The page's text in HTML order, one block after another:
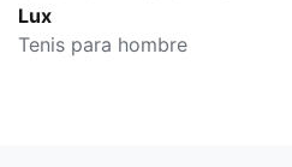
Lux
Tenis para hombre